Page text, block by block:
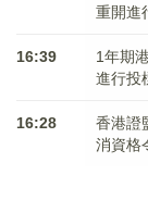
重開進
16:39
1年期
進行投
16:28
香港證
消資格